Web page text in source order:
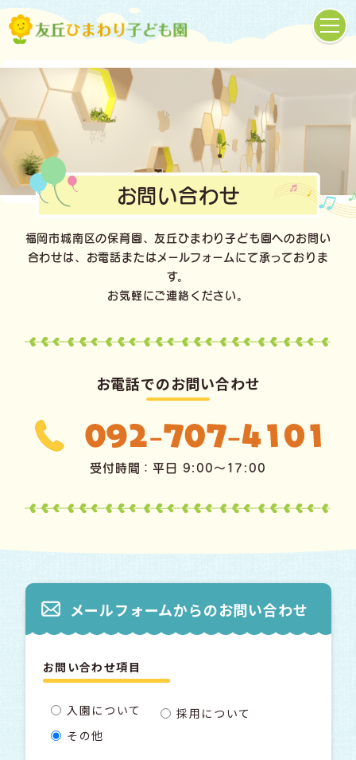
お問い合わせ
福岡市城南区の保育園、友丘ひまわり子ども園へのお問い
合わせは、お電話またはメールフォームにて承っておりま
す。
お気軽にご連絡ください。
お電話でのお問い合わせ
受付時間：平日 9:00〜17:00
メールフォームからのお問い合わせ
お問い合わせ項目
入園について
採用について
その他